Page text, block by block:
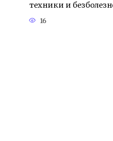
техники и
16